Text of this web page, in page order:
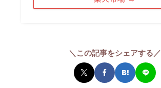
＼この記事をシェアする／